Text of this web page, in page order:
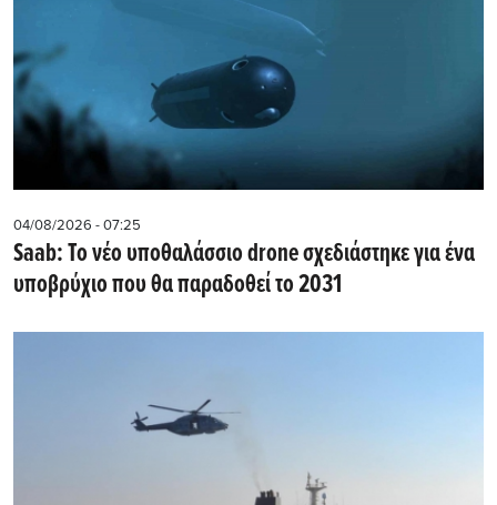
04/08/2026 - 07:25
Saab: Το νέο υποθαλάσσιο drone σχεδιάστηκε για ένα
υποβρύχιο που θα παραδοθεί το 2031